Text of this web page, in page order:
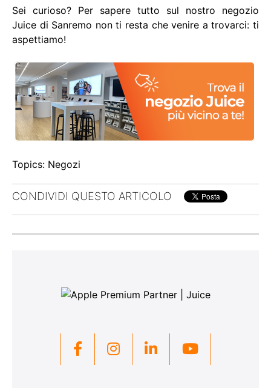
Sei curioso? Per sapere tutto sul nostro negozio
Juice di Sanremo non ti resta che venire a trovarci: ti
aspettiamo!
Topics: Negozi
CONDIVIDI QUESTO ARTICOLO